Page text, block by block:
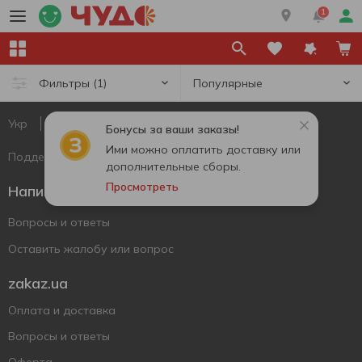
1
Фильтры (1) Популярные
Бонусы за ваши заказы!
Ими можно оплатить доставку или
дополнительные сборы.
Просмотреть
Укр Eng
Поддержать ВСУ
Напишите нам
Вопросы и ответы
Оставить жалобу или вопрос
zakaz.ua
Оплата и доставка
Вопросы и ответы